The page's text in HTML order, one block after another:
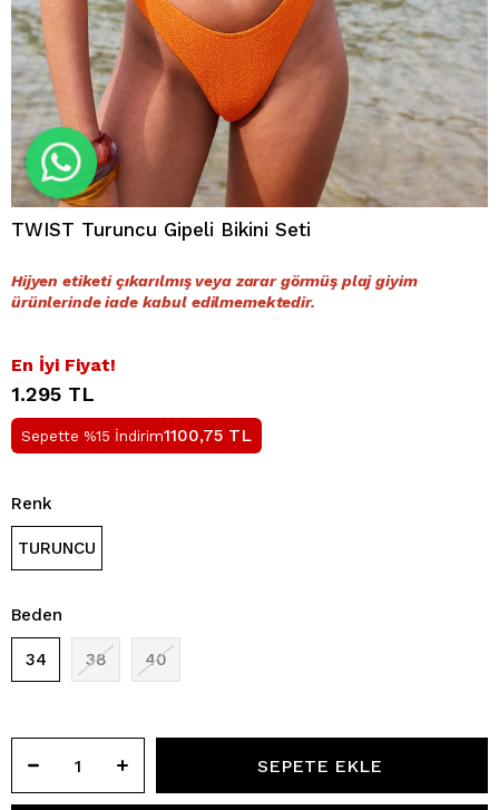
TWIST Turuncu Gipeli Bikini Seti
Hijyen etiketi çıkarılmış veya zarar görmüş plaj giyim
ürünlerinde iade kabul edilmemektedir.
En İyi Fiyat!
1.295 TL
Sepette %15 İndirim1100,75 TL
Renk
TURUNCU
Beden
34 38 40